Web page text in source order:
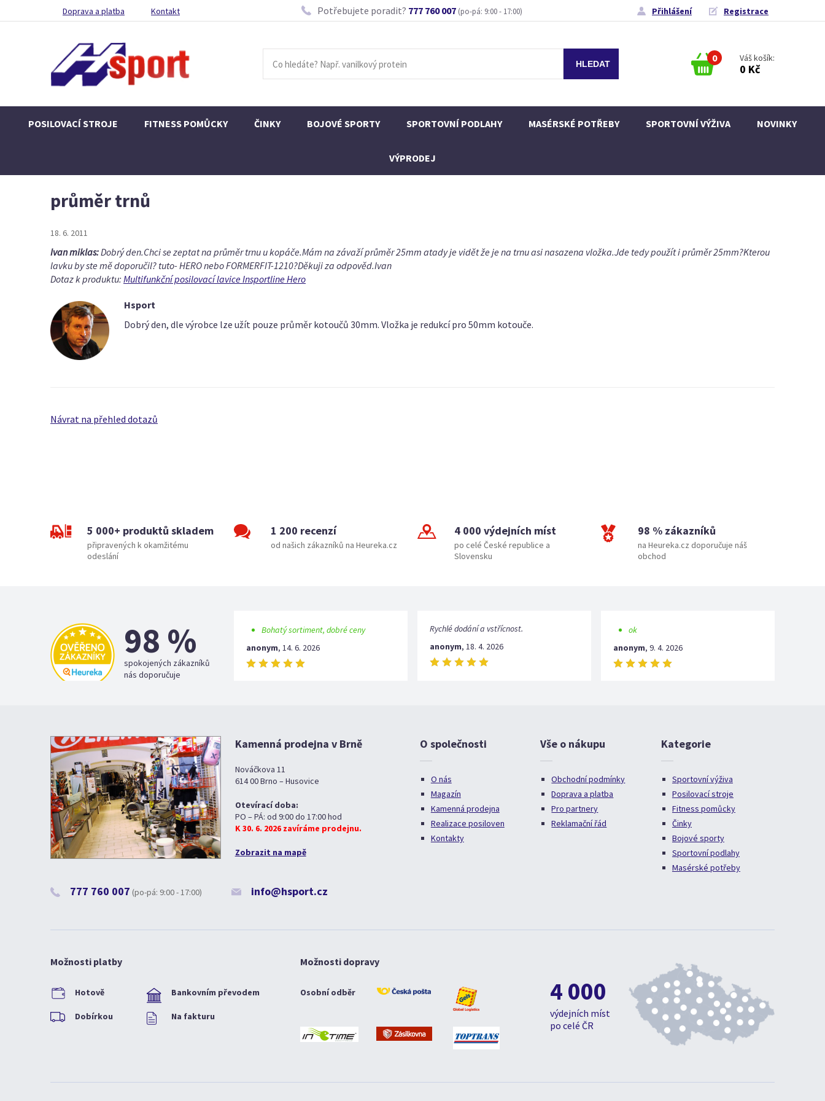
Doprava a platba Kontakt Potřebujete poradit? 777 760 007 (po-pá: 9:00 - 17:00) Přihlášení Registrace
0 Váš košík:
0 Kč
POSILOVACÍ STROJE FITNESS POMŮCKY ČINKY BOJOVÉ SPORTY SPORTOVNÍ PODLAHY MASÉRSKÉ POTŘEBY SPORTOVNÍ VÝŽIVA NOVINKY
VÝPRODEJ
průměr trnů
18. 6. 2011
Ivan miklas:Dobrý den.Chci se zeptat na průměr trnu u kopáče.Mám na závaží průměr 25mm atady je vidět že je na trnu asi nasazena vložka.Jde tedy použít i průměr 25mm?Kterou
lavku by ste mě doporučil? tuto- HERO nebo FORMERFIT-1210?Děkuji za odpověd.Ivan
Dotaz k produktu: Multifunkční posilovací lavice Insportline Hero
Hsport
Dobrý den, dle výrobce lze užít pouze průměr kotoučů 30mm. Vložka je redukcí pro 50mm kotouče.
Návrat na přehled dotazů
5 000+ produktů skladem
připravených k okamžitému
odeslání
1 200 recenzí
od našich zákazníků na Heureka.cz
4 000 výdejních míst
po celé České republice a
Slovensku
98 % zákazníků
na Heureka.cz doporučuje náš
obchod
98 %
spokojených zákazníků
nás doporučuje
Bohatý sortiment, dobré ceny
anonym, 14. 6. 2026
Rychlé dodání a vstřícnost.
anonym, 18. 4. 2026
ok
anonym, 9. 4. 2026
Kamenná prodejna v Brně
Nováčkova 11
614 00 Brno – Husovice
Otevírací doba:
PO – PÁ: od 9:00 do 17:00 hod
K 30. 6. 2026 zavíráme prodejnu.
Zobrazit na mapě
777 760 007 (po-pá: 9:00 - 17:00) info@hsport.cz
O společnosti
O nás
Magazín
Kamenná prodejna
Realizace posiloven
Kontakty
Vše o nákupu
Obchodní podmínky
Doprava a platba
Pro partnery
Reklamační řád
Kategorie
Sportovní výživa
Posilovací stroje
Fitness pomůcky
Činky
Bojové sporty
Sportovní podlahy
Masérské potřeby
Možnosti platby
Hotově Bankovním převodem
Dobírkou Na fakturu
Možnosti dopravy
Osobní odběr 4 000
výdejních míst
po celé ČR